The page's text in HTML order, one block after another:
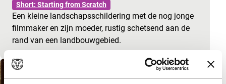
Short: Starting from Scratch
Een kleine landschapsschildering met de nog jonge
filmmaker en zijn moeder, rustig schetsend aan de
rand van een landbouwgebied.